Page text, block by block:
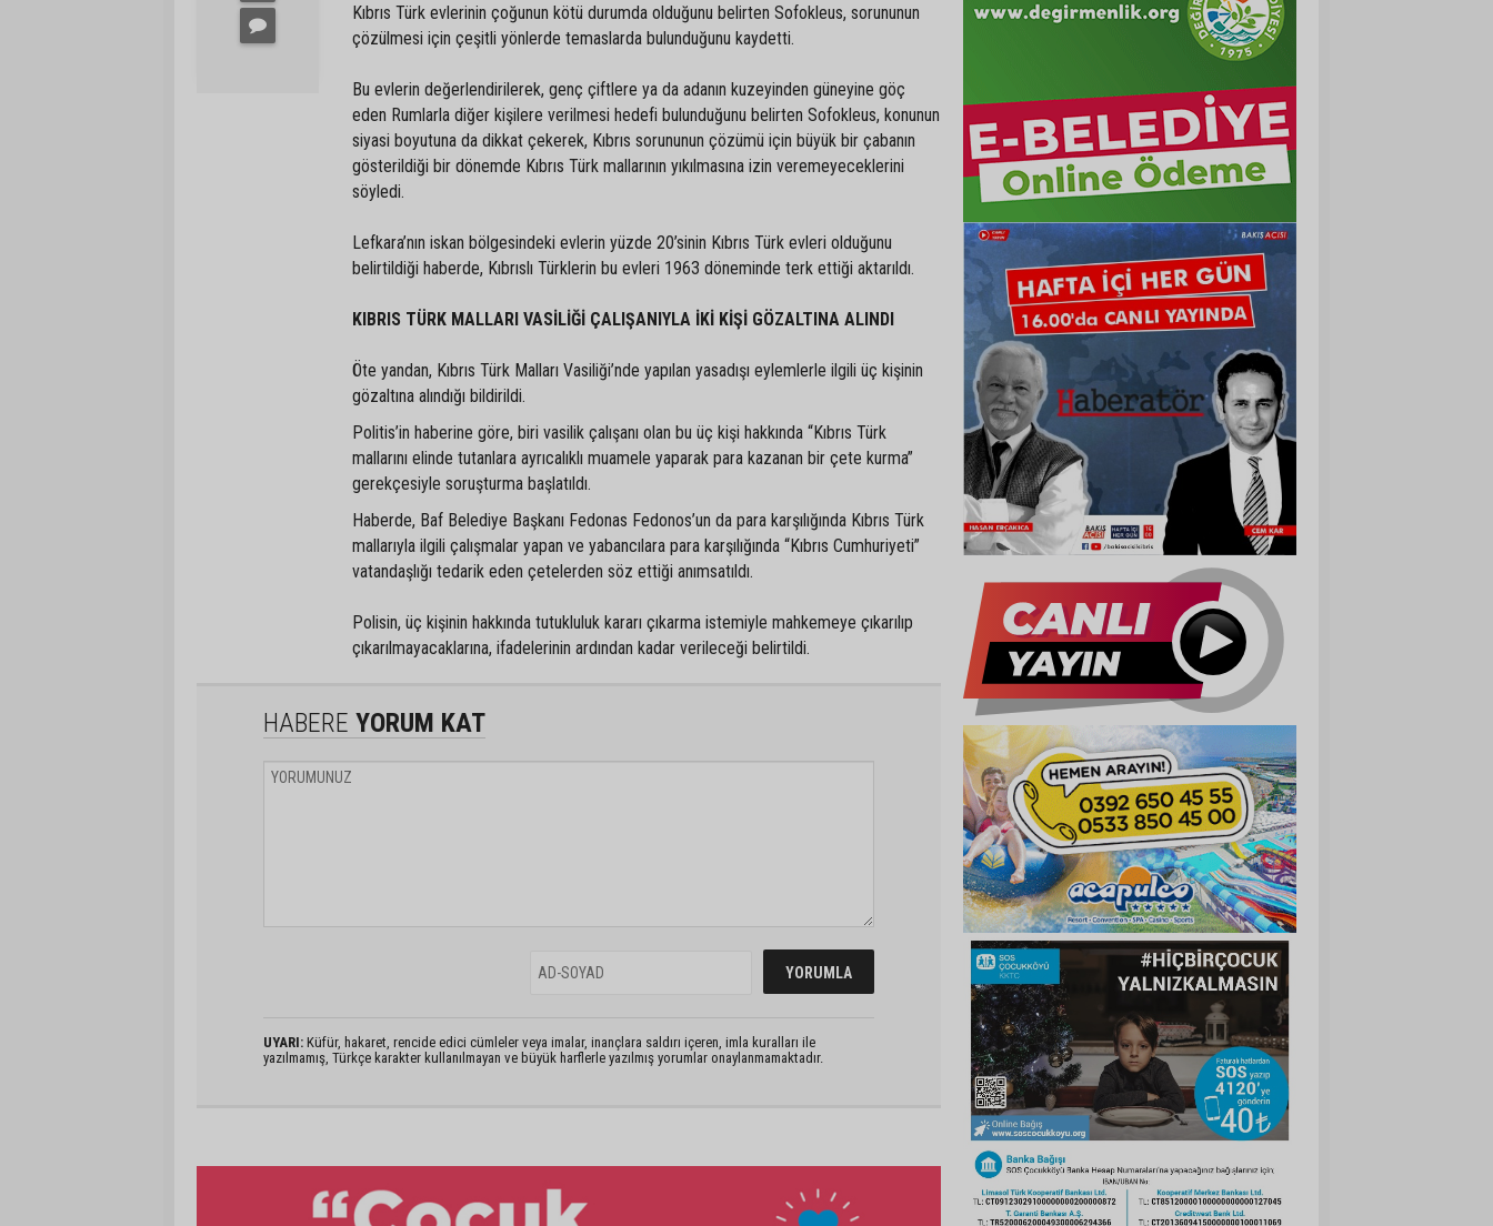
Kıbrıs Türk evlerinin çoğunun kötü durumda olduğunu belirten Sofokleus, sorununun
çözülmesi için çeşitli yönlerde temaslarda bulunduğunu kaydetti.
Bu evlerin değerlendirilerek, genç çiftlere ya da adanın kuzeyinden güneyine göç
eden Rumlarla diğer kişilere verilmesi hedefi bulunduğunu belirten Sofokleus, konunun
siyasi boyutuna da dikkat çekerek, Kıbrıs sorununun çözümü için büyük bir çabanın
gösterildiği bir dönemde Kıbrıs Türk mallarının yıkılmasına izin veremeyeceklerini
söyledi.
Lefkara’nın iskan bölgesindeki evlerin yüzde 20’sinin Kıbrıs Türk evleri olduğunu
belirtildiği haberde, Kıbrıslı Türklerin bu evleri 1963 döneminde terk ettiği aktarıldı.
KIBRIS TÜRK MALLARI VASİLİĞİ ÇALIŞANIYLA İKİ KİŞİ GÖZALTINA ALINDI
Öte yandan, Kıbrıs Türk Malları Vasiliği’nde yapılan yasadışı eylemlerle ilgili üç kişinin
gözaltına alındığı bildirildi.
Politis’in haberine göre, biri vasilik çalışanı olan bu üç kişi hakkında “Kıbrıs Türk
mallarını elinde tutanlara ayrıcalıklı muamele yaparak para kazanan bir çete kurma”
gerekçesiyle soruşturma başlatıldı.
Haberde, Baf Belediye Başkanı Fedonas Fedonos’un da para karşılığında Kıbrıs Türk
mallarıyla ilgili çalışmalar yapan ve yabancılara para karşılığında “Kıbrıs Cumhuriyeti”
vatandaşlığı tedarik eden çetelerden söz ettiği anımsatıldı.
Polisin, üç kişinin hakkında tutukluluk kararı çıkarma istemiyle mahkemeye çıkarılıp
çıkarılmayacaklarına, ifadelerinin ardından kadar verileceği belirtildi.
HABERE YORUM KAT
UYARI: Küfür, hakaret, rencide edici cümleler veya imalar, inançlara saldırı içeren, imla kuralları ile
yazılmamış, Türkçe karakter kullanılmayan ve büyük harflerle yazılmış yorumlar onaylanmamaktadır.